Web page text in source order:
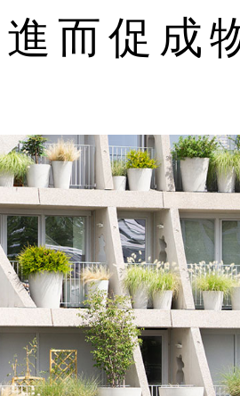
而促成